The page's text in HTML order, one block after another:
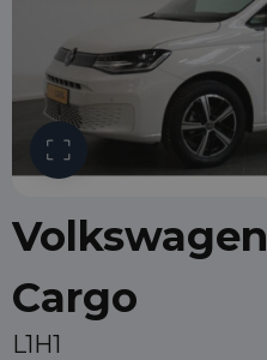
Cargo
L1H1